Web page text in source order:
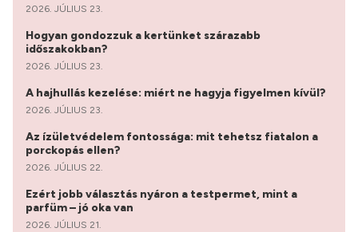
2026. JÚLIUS 23.
Hogyan gondozzuk a kertünket szárazabb
időszakokban?
2026. JÚLIUS 23.
A hajhullás kezelése: miért ne hagyja figyelmen kívül?
2026. JÚLIUS 23.
Az ízületvédelem fontossága: mit tehetsz fiatalon a
porckopás ellen?
2026. JÚLIUS 22.
Ezért jobb választás nyáron a testpermet, mint a
parfüm – jó oka van
2026. JÚLIUS 21.